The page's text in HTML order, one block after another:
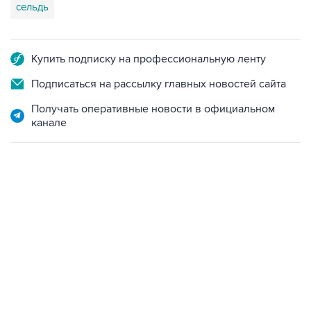
сельдь
Купить подписку на профессиональную ленту
Подписаться на рассылку главных новостей сайта
Получать оперативные новости в официальном
канале